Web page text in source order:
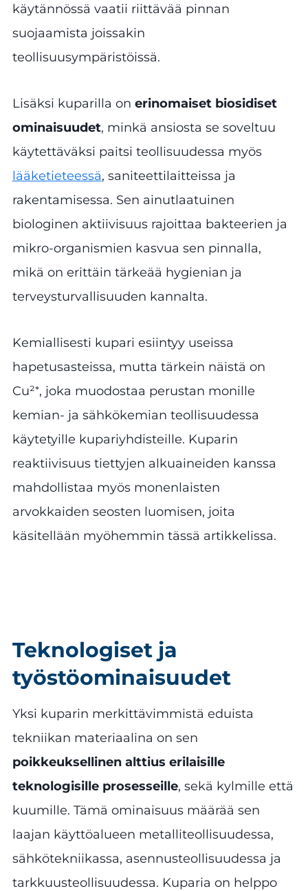
käytännössä vaatii riittävää pinnan
suojaamista joissakin
teollisuusympäristöissä.
Lisäksi kuparilla on erinomaiset biosidiset
ominaisuudet, minkä ansiosta se soveltuu
käytettäväksi paitsi teollisuudessa myös
lääketieteessä, saniteettilaitteissa ja
rakentamisessa. Sen ainutlaatuinen
biologinen aktiivisuus rajoittaa bakteerien ja
mikro-organismien kasvua sen pinnalla,
mikä on erittäin tärkeää hygienian ja
terveysturvallisuuden kannalta.
Kemiallisesti kupari esiintyy useissa
hapetusasteissa, mutta tärkein näistä on
Cu²⁺, joka muodostaa perustan monille
kemian- ja sähkökemian teollisuudessa
käytetyille kupariyhdisteille. Kuparin
reaktiivisuus tiettyjen alkuaineiden kanssa
mahdollistaa myös monenlaisten
arvokkaiden seosten luomisen, joita
käsitellään myöhemmin tässä artikkelissa.
Teknologiset ja
työstöominaisuudet
Yksi kuparin merkittävimmistä eduista
tekniikan materiaalina on sen
poikkeuksellinen alttius erilaisille
teknologisille prosesseille, sekä kylmille että
kuumille. Tämä ominaisuus määrää sen
laajan käyttöalueen metalliteollisuudessa,
sähkötekniikassa, asennusteollisuudessa ja
tarkkuusteollisuudessa. Kuparia on helppo